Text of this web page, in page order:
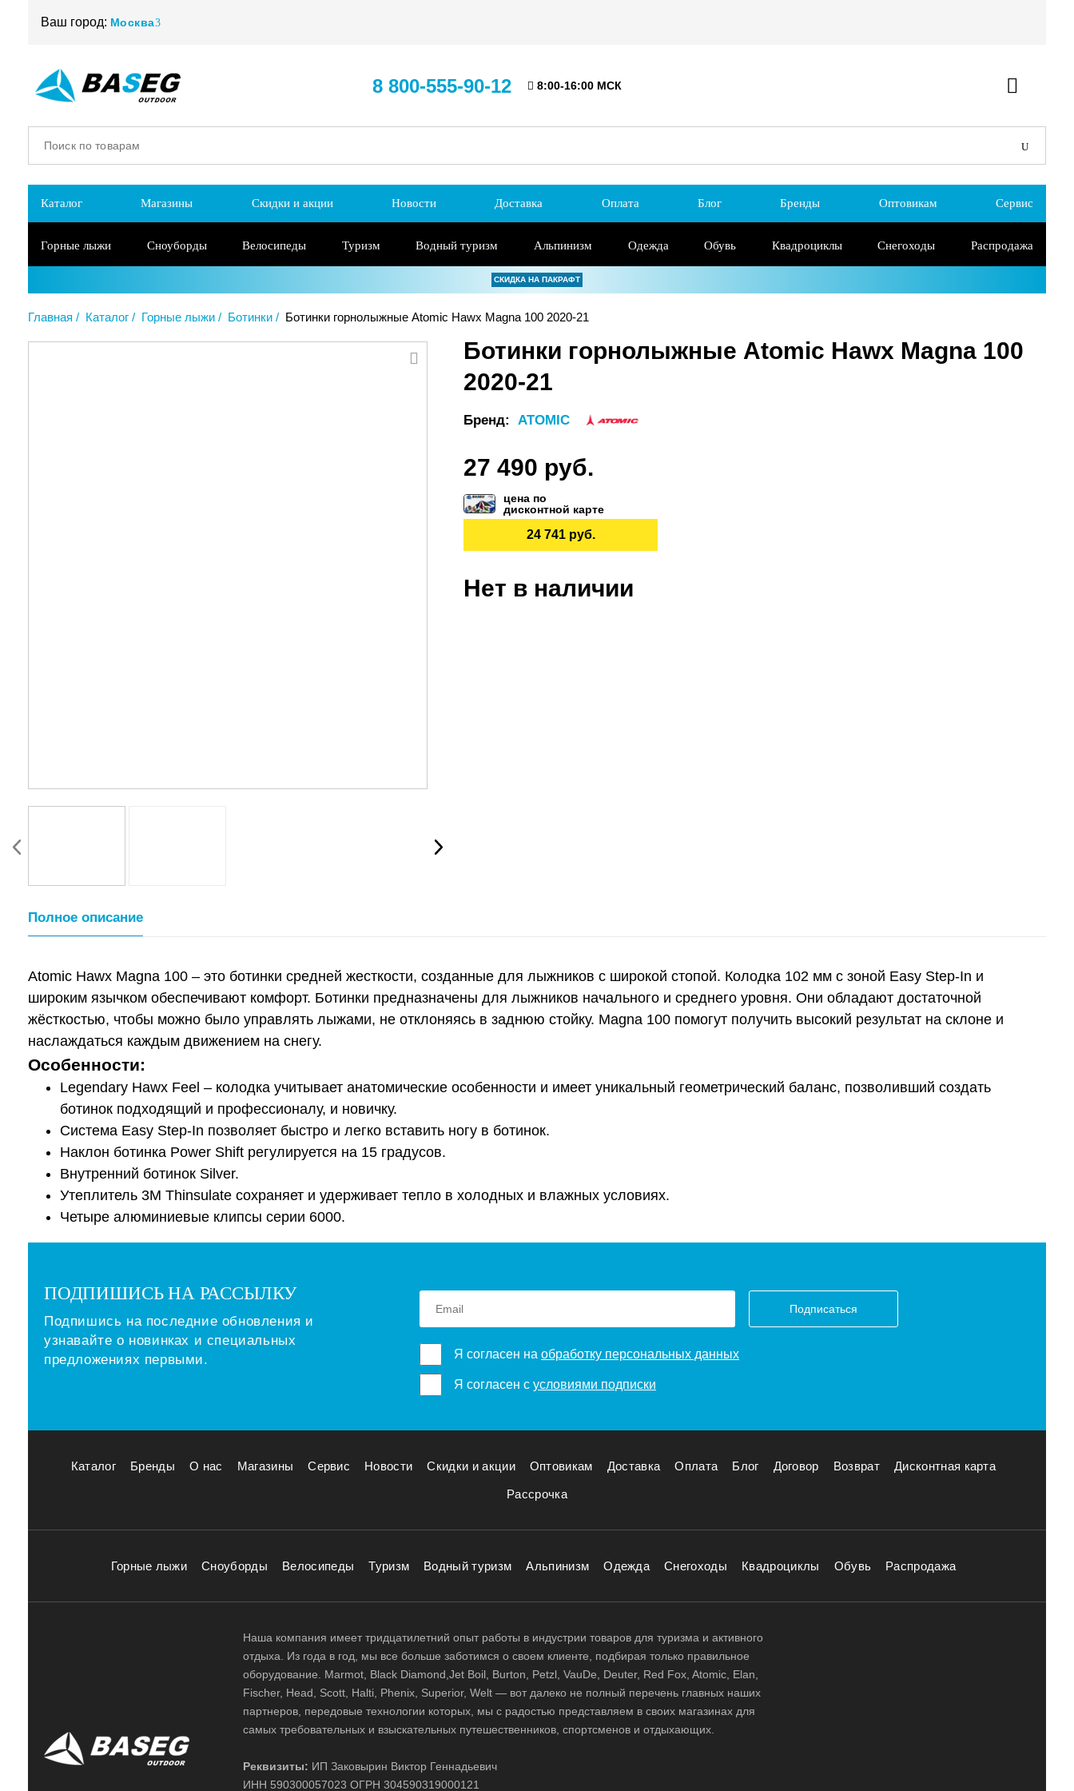
Ваш город: Москва
8 800-555-90-12 8:00-16:00 МСК
Каталог Магазины Скидки и акции Новости Доставка Оплата Блог Бренды Оптовикам Сервис
Горные лыжи Сноуборды Велосипеды Туризм Водный туризм Альпинизм Одежда Обувь Квадроциклы Снегоходы Распродажа
СКИДКА НА ПАКРАФТ
Главная Каталог Горные лыжи Ботинки Ботинки горнолыжные Atomic Hawx Magna 100 2020-21
Ботинки горнолыжные Atomic Hawx Magna 100
2020-21
Бренд: ATOMIC
27 490 руб.
цена по
дисконтной карте
24 741 руб.
Нет в наличии
Полное описание
Atomic Hawx Magna 100 – это ботинки средней жесткости, созданные для лыжников с широкой стопой. Колодка 102 мм с зоной Easy Step-In и
широким язычком обеспечивают комфорт. Ботинки предназначены для лыжников начального и среднего уровня. Они обладают достаточной
жёсткостью, чтобы можно было управлять лыжами, не отклоняясь в заднюю стойку. Magna 100 помогут получить высокий результат на склоне и
наслаждаться каждым движением на снегу.
Особенности:
Legendary Hawx Feel – колодка учитывает анатомические особенности и имеет уникальный геометрический баланс, позволивший создать
ботинок подходящий и профессионалу, и новичку.
Система Easy Step-In позволяет быстро и легко вставить ногу в ботинок.
Наклон ботинка Power Shift регулируется на 15 градусов.
Внутренний ботинок Silver.
Утеплитель 3M Thinsulate сохраняет и удерживает тепло в холодных и влажных условиях.
Четыре алюминиевые клипсы серии 6000.
ПОДПИШИСЬ НА РАССЫЛКУ
Подпишись на последние обновления и
узнавайте о новинках и специальных
предложениях первыми.
Подписаться
Я согласен на обработку персональных данных
Я согласен с условиями подписки
Каталог Бренды О нас Магазины Сервис Новости Скидки и акции Оптовикам Доставка Оплата Блог Договор Возврат Дисконтная карта
Рассрочка
Горные лыжи Сноуборды Велосипеды Туризм Водный туризм Альпинизм Одежда Снегоходы Квадроциклы Обувь Распродажа
Наша компания имеет тридцатилетний опыт работы в индустрии товаров для туризма и активного
отдыха. Из года в год, мы все больше заботимся о своем клиенте, подбирая только правильное
оборудование. Marmot, Black Diamond,Jet Boil, Burton, Petzl, VauDe, Deuter, Red Fox, Atomic, Elan,
Fischer, Head, Scott, Halti, Phenix, Superior, Welt — вот далеко не полный перечень главных наших
партнеров, передовые технологии которых, мы с радостью представляем в своих магазинах для
самых требовательных и взыскательных путешественников, спортсменов и отдыхающих.
Реквизиты: ИП Заковырин Виктор Геннадьевич
ИНН 590300057023 ОГРН 304590319000121